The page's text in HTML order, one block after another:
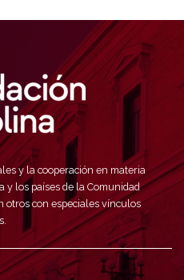
y la cooperación en materia
y los países de la Comunidad
otros con especiales vínculos